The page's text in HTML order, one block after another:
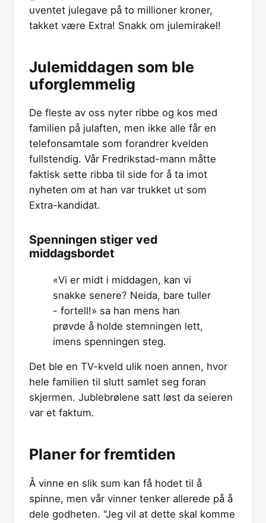
uventet julegave på to millioner kroner,
takket være Extra! Snakk om julemirakel!
Julemiddagen som ble
uforglemmelig
De fleste av oss nyter ribbe og kos med
familien på julaften, men ikke alle får en
telefonsamtale som forandrer kvelden
fullstendig. Vår Fredrikstad-mann måtte
faktisk sette ribba til side for å ta imot
nyheten om at han var trukket ut som
Extra-kandidat.
Spenningen stiger ved
middagsbordet
«Vi er midt i middagen, kan vi
snakke senere? Neida, bare tuller
- fortell!» sa han mens han
prøvde å holde stemningen lett,
imens spenningen steg.
Det ble en TV-kveld ulik noen annen, hvor
hele familien til slutt samlet seg foran
skjermen. Jublebrølene satt løst da seieren
var et faktum.
Planer for fremtiden
Å vinne en slik sum kan få hodet til å
spinne, men vår vinner tenker allerede på å
dele godheten. "Jeg vil at dette skal komme